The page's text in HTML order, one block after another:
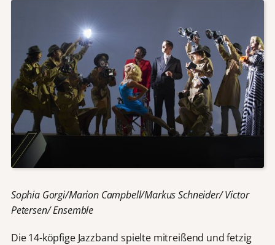
Sophia Gorgi/Marion Campbell/Markus Schneider/ Victor
Petersen/ Ensemble
Die 14-köpfige Jazzband spielte mitreißend und fetzig